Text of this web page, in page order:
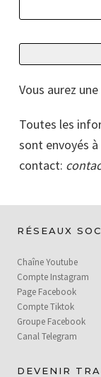
Vous aurez
Toutes les
sont envoyés à
contact:
RÉSEAUX
Chaîne Youtube
Compte Instagram
Page Facebook
Compte Tiktok
Groupe Facebook
Canal Telegram
DEVENIR